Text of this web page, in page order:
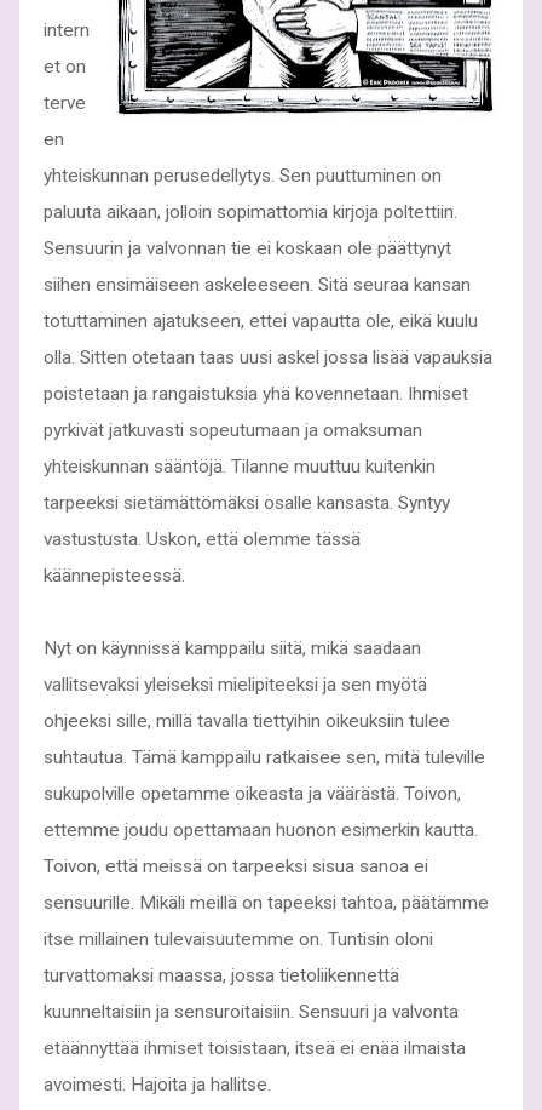
intern
et on
terve
en
yhteiskunnan perusedellytys. Sen puuttuminen on
paluuta aikaan, jolloin sopimattomia kirjoja poltettiin.
Sensuurin ja valvonnan tie ei koskaan ole päättynyt
siihen ensimäiseen askeleeseen. Sitä seuraa kansan
totuttaminen ajatukseen, ettei vapautta ole, eikä kuulu
olla. Sitten otetaan taas uusi askel jossa lisää vapauksia
poistetaan ja rangaistuksia yhä kovennetaan. Ihmiset
pyrkivät jatkuvasti sopeutumaan ja omaksuman
yhteiskunnan sääntöjä. Tilanne muuttuu kuitenkin
tarpeeksi sietämättömäksi osalle kansasta. Syntyy
vastustusta. Uskon, että olemme tässä
käännepisteessä.
Nyt on käynnissä kamppailu siitä, mikä saadaan
vallitsevaksi yleiseksi mielipiteeksi ja sen myötä
ohjeeksi sille, millä tavalla tiettyihin oikeuksiin tulee
suhtautua. Tämä kamppailu ratkaisee sen, mitä tuleville
sukupolville opetamme oikeasta ja väärästä. Toivon,
ettemme joudu opettamaan huonon esimerkin kautta.
Toivon, että meissä on tarpeeksi sisua sanoa ei
sensuurille. Mikäli meillä on tapeeksi tahtoa, päätämme
itse millainen tulevaisuutemme on. Tuntisin oloni
turvattomaksi maassa, jossa tietoliikennettä
kuunneltaisiin ja sensuroitaisiin. Sensuuri ja valvonta
etäännyttää ihmiset toisistaan, itseä ei enää ilmaista
avoimesti. Hajoita ja hallitse.